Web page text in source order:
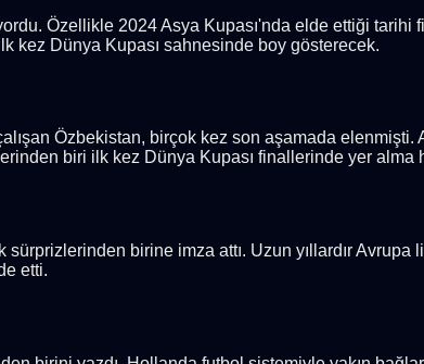
Özellikle 2024 Asya Kupası'nda elde ettiği tarihi
kez Dünya Kupası sahnesinde boy gösterecek.
çalışan Özbekistan, birçok kez son aşamada
biri ilk kez Dünya Kupası finallerinde yer alma
birine imza attı. Uzun yıllardır
etti.